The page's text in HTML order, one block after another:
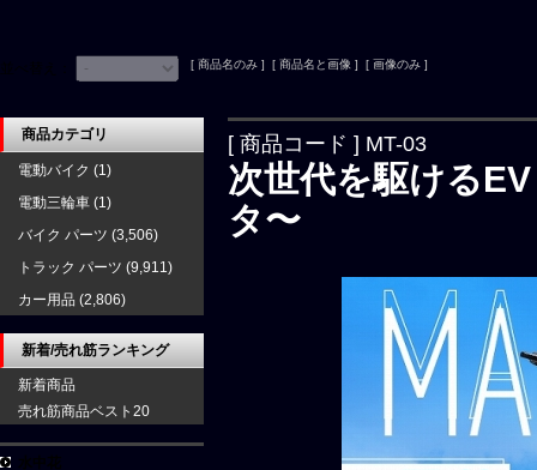
[ 商品名のみ ] [ 商品名と画像 ] [ 画像のみ ]
[ 商品コード ] MT-03
次世代を駆ける
タ〜
商品カテゴリ
電動バイク (1)
電動三輪車 (1)
バイク パーツ (3,506)
トラック パーツ (9,911)
カー用品 (2,806)
新着/売れ筋ランキング
新着商品
売れ筋商品ベスト20